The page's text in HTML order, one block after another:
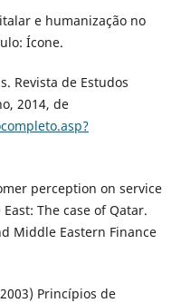
e humanização no
Ícone.
Revista de Estudos
2014, de
perception on service
The case of Qatar.
Middle Eastern Finance
Princípios de